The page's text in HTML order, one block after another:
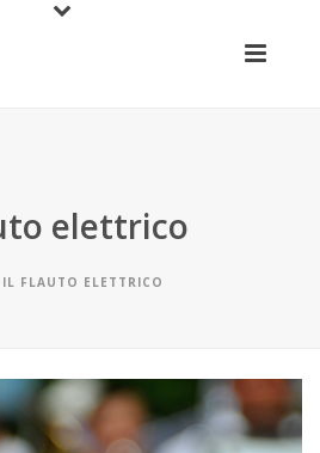
elettrico
IL FLAUTO ELETTRICO